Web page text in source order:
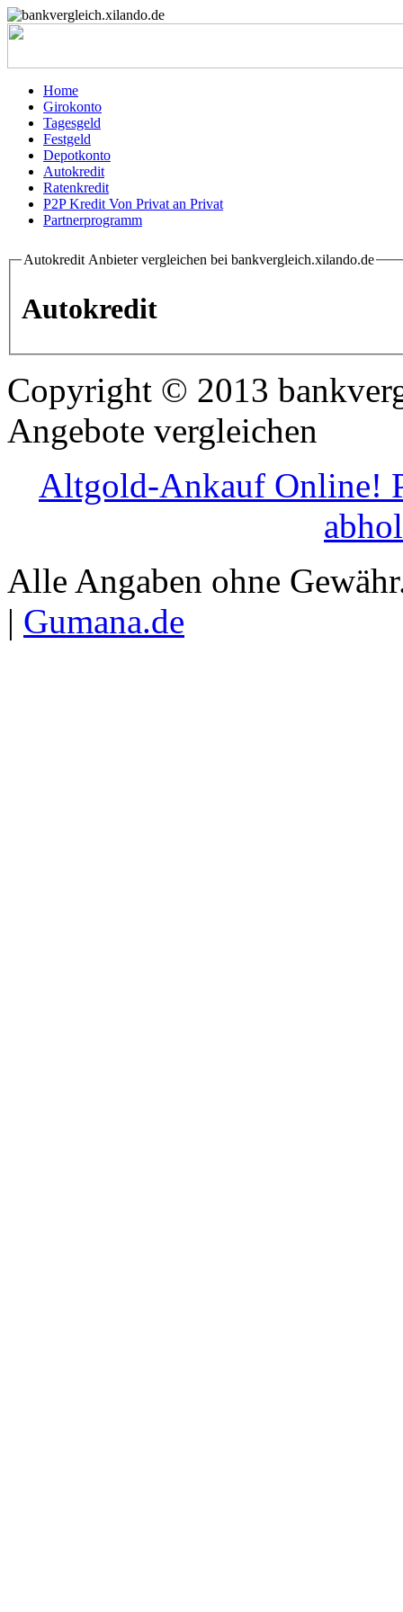
Home
Girokonto
Tagesgeld
Festgeld
Depotkonto
Autokredit
Ratenkredit
P2P Kredit Von Privat an Privat
Partnerprogramm
Autokredit Anbieter vergleichen bei bankvergleich.xilando.de
Autokredit
Copyright © 2013
Angebote vergleichen
Altgold-Ankauf Online!
Alle Angaben ohne
| Gumana.de